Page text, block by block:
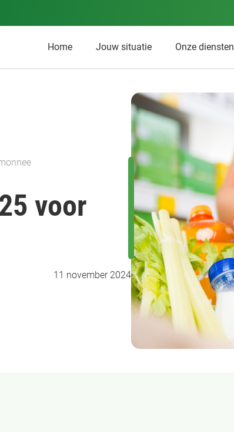
Home Jouw situatie Onze diensten
voor
11 november 2024